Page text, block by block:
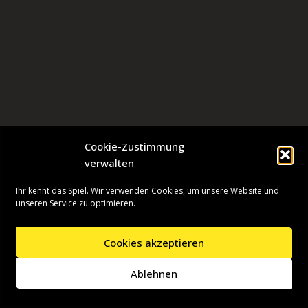
Cookie-Zustimmung
verwalten
Ihr kennt das Spiel. Wir verwenden Cookies, um unsere Website und
unseren Service zu optimieren.
Cookies akzeptieren
Ablehnen
| Präsentiert vonWordPress
Presseinformationen